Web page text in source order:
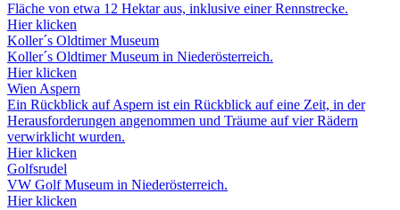
Fläche von etwa 12 Hektar aus, inklusive einer Rennstrecke.
Hier klicken
Koller´s Oldtimer Museum
Koller´s Oldtimer Museum in Niederösterreich.
Hier klicken
Wien Aspern
Ein Rückblick auf Aspern ist ein Rückblick auf eine Zeit, in der
Herausforderungen angenommen und Träume auf vier Rädern
verwirklicht wurden.
Hier klicken
Golfsrudel
VW Golf Museum in Niederösterreich.
Hier klicken